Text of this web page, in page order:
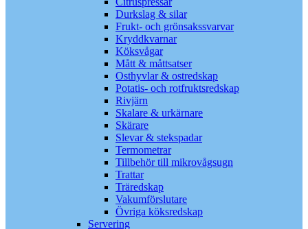
Durkslag & silar
Frukt- och grönsakssvarvar
Kryddkvarnar
Köksvågar
Mått & måttsatser
Osthyvlar & ostredskap
Potatis- och rotfruktsredskap
Rivjärn
Skalare & urkärnare
Skärare
Slevar & stekspadar
Termometrar
Tillbehör till mikrovågsugn
Trattar
Träredskap
Vakumförslutare
Övriga köksredskap
Servering